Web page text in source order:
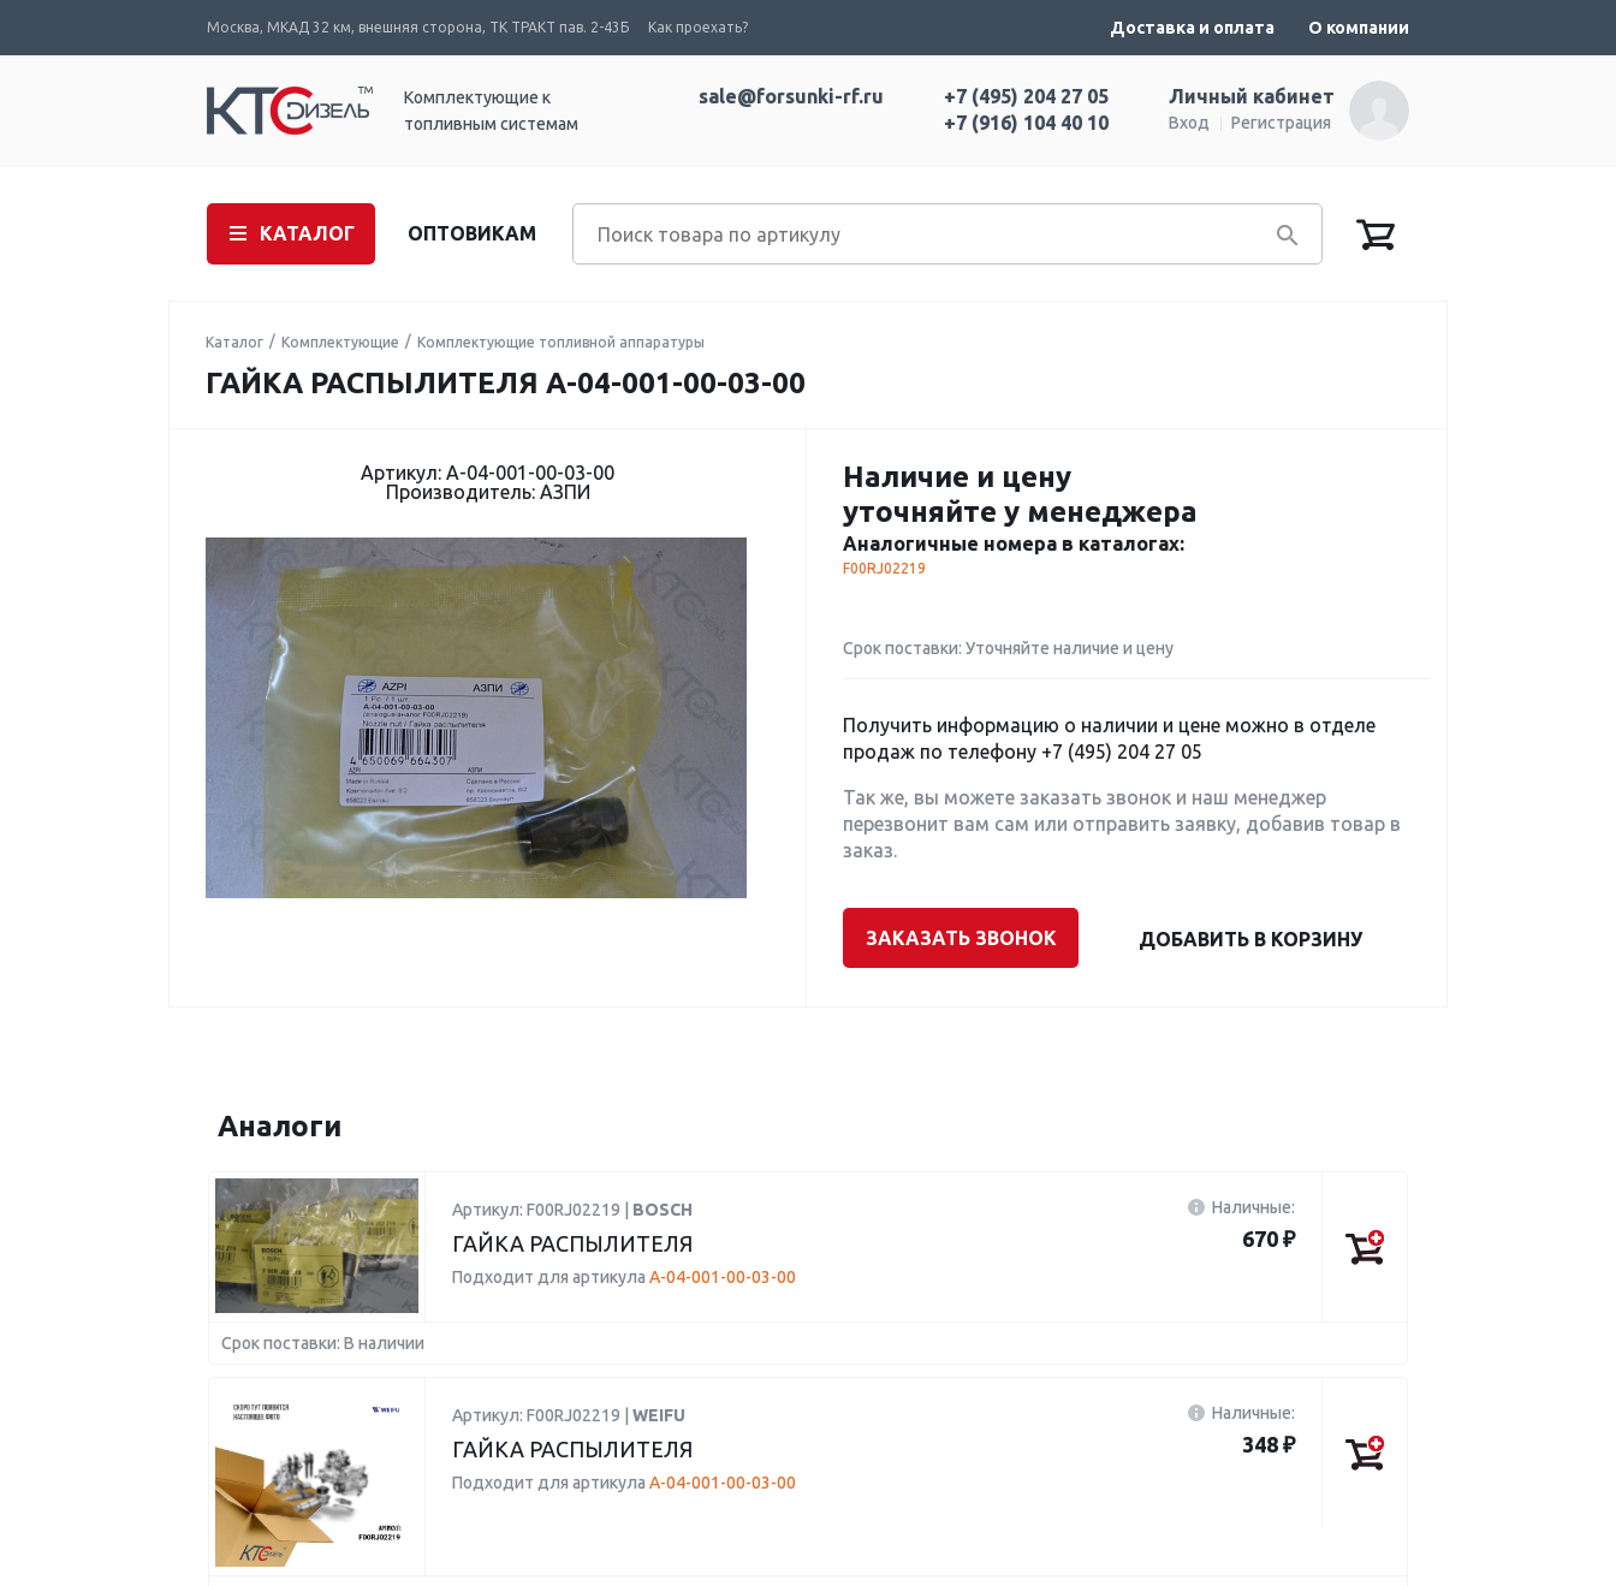
Москва, МКАД 32 км, внешняя сторона, ТК ТРАКТ пав. 2-43Б Как проехать? Доставка и оплата О компании
Комплектующие к
топливным системам
Личный кабинет
Вход Регистрация
+7 (495) 204 27 05
+7 (916) 104 40 10
sale@forsunki-rf.ru
КАТАЛОГ ОПТОВИКАМ
Каталог Комплектующие Комплектующие топливной аппаратуры
ГАЙКА РАСПЫЛИТЕЛЯ A-04-001-00-03-00
Артикул: A-04-001-00-03-00
Производитель: АЗПИ
Наличие и цену
уточняйте у менеджера
Аналогичные номера в каталогах:
F00RJ02219
Срок поставки: Уточняйте наличие и цену
Получить информацию о наличии и цене можно в отделе
продаж по телефону +7 (495) 204 27 05
Так же, вы можете заказать звонок и наш менеджер
перезвонит вам сам или отправить заявку, добавив товар в
заказ.
ЗАКАЗАТЬ ЗВОНОК ДОБАВИТЬ В КОРЗИНУ
Аналоги
Артикул: F00RJ02219 | BOSCH
ГАЙКА РАСПЫЛИТЕЛЯ
Подходит для артикула A-04-001-00-03-00
Наличные:
670 ₽
Срок поставки: В наличии
Артикул: F00RJ02219 | WEIFU
ГАЙКА РАСПЫЛИТЕЛЯ
Подходит для артикула A-04-001-00-03-00
Наличные:
348 ₽